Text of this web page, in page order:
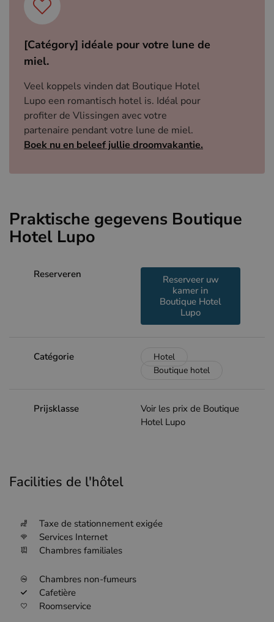
[Catégory] idéale pour votre lune de
miel.
Veel koppels vinden dat Boutique Hotel
Lupo een romantisch hotel is. Idéal pour
profiter de Vlissingen avec votre
partenaire pendant votre lune de miel.
Boek nu en beleef jullie droomvakantie.
Praktische gegevens Boutique
Hotel Lupo
Reserveren
Reserveer uw
kamer in
Boutique Hotel
Lupo
Catégorie
Hotel
Boutique hotel
Prijsklasse
Voir les prix de Boutique
Hotel Lupo
Facilities de l'hôtel
Taxe de stationnement exigée
Services Internet
Chambres familiales
Chambres non-fumeurs
Cafetière
Roomservice